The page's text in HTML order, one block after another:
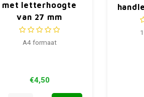
met letterhoogte
van 27 mm
A4 formaat
€4,50